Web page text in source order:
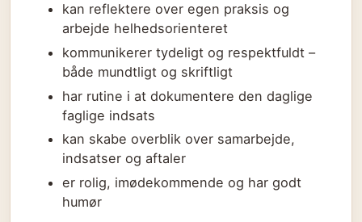
kan reflektere over egen praksis og
arbejde helhedsorienteret
kommunikerer tydeligt og respektfuldt –
både mundtligt og skriftligt
har rutine i at dokumentere den daglige
faglige indsats
kan skabe overblik over samarbejde,
indsatser og aftaler
er rolig, imødekommende og har godt
humør